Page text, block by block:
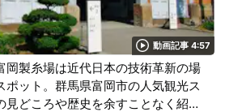
動画記事 4:57
岡製糸場は近代日本の技術革新の場
ポット。群馬県富岡市の人気観光ス
見どころや歴史を余すことなく紹